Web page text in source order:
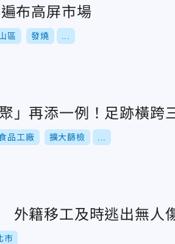
布高屏市場
區 發燒
」再添一例！足跡橫跨
品工廠 擴大篩檢
外籍移工及時逃出無人
市